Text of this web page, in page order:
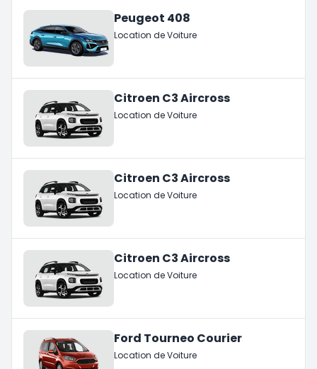
Peugeot 408
Location de Voiture
Citroen C3 Aircross
Location de Voiture
Citroen C3 Aircross
Location de Voiture
Citroen C3 Aircross
Location de Voiture
Ford Tourneo Courier
Location de Voiture